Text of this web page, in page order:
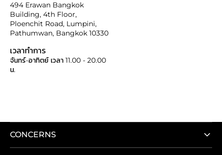
494 Erawan Bangkok
Building, 4th Floor,
Ploenchit Road, Lumpini,
Pathumwan, Bangkok 10330
เวลาทำการ
จันทร์-อาทิตย์ เวลา 11.00 - 20.00
น.
CONCERNS